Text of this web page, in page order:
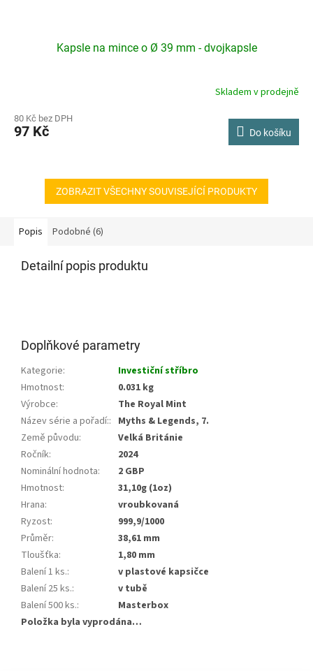
Kapsle na mince o Ø 39 mm - dvojkapsle
Skladem v prodejně
80 Kč bez DPH
97 Kč Do košíku
ZOBRAZIT VŠECHNY SOUVISEJÍCÍ PRODUKTY
Popis Podobné (6)
Detailní popis produktu
Doplňkové parametry
Kategorie:
Investiční stříbro
Hmotnost:
0.031 kg
Výrobce:
The Royal Mint
Název série a pořadí:: Myths & Legends, 7.
Země původu:
Velká Británie
Ročník:
2024
Nominální hodnota:
2 GBP
Hmotnost:
31,10g (1oz)
Hrana:
vroubkovaná
Ryzost:
999,9/1000
Průměr:
38,61 mm
Tloušťka:
1,80 mm
Balení 1 ks.:
v plastové kapsičce
Balení 25 ks.:
v tubě
Balení 500 ks.:
Masterbox
Položka byla vyprodána…